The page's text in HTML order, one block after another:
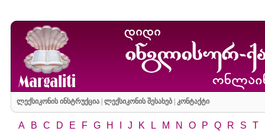
ლექსიკონის ინსტრუქცია| ლექსიკონის შესახებ| კონტაქტი
A B C D E F G H J K L M N O P Q R S T